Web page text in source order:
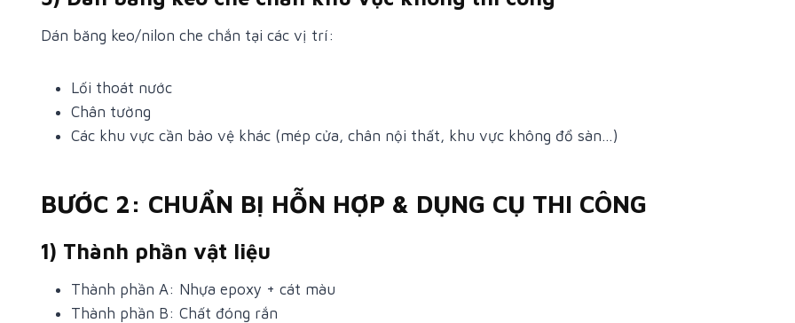
Dán băng keo/nilon che chắn tại các vị trí:
Lối thoát nước
Chân tường
Các khu vực cần bảo vệ khác (mép cửa, chân nội thất, khu vực không đổ sàn…)
BƯỚC 2: CHUẨN BỊ HỖN HỢP & DỤNG CỤ THI CÔNG
1) Thành phần vật liệu
Thành phần A: Nhựa epoxy + cát màu
Thành phần B: Chất đóng rắn